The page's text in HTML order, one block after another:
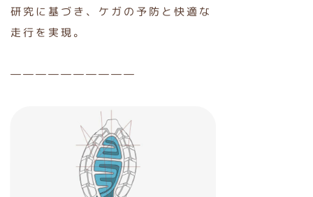
研究に基づき、ケガの予防と快適な
走行を実現。
――――――――――